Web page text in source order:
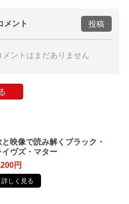
メント 投稿
メントはまだありません
と映像で読み解くブラック・
イヴズ・マター
円
詳しく見る